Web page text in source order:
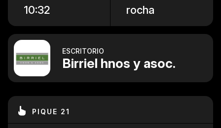
10:32 rocha
ESCRITORIO
Birriel hnos y asoc.
PIQUE 21